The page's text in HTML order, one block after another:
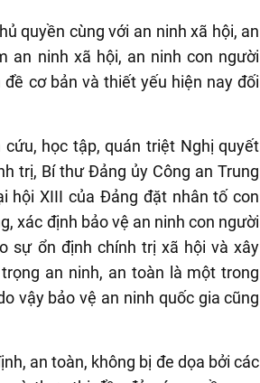
quyền cùng với an ninh xã hội, an
an ninh xã hội, an ninh con người
cơ bản và thiết yếu hiện nay đối
học tập, quán triệt Nghị quyết
trị, Bí thư Đảng ủy Công an Trung
hội XIII của Đảng đặt nhân tố con
xác định bảo vệ an ninh con người
sự ổn định chính trị xã hội và xây
an ninh, an toàn là một trong
vậy bảo vệ an ninh quốc gia cũng
an toàn, không bị đe dọa bởi các